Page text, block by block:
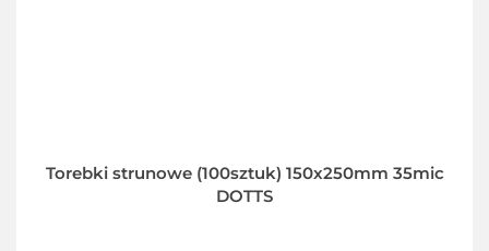
Torebki strunowe (100sztuk) 150x250mm 35mic
DOTTS